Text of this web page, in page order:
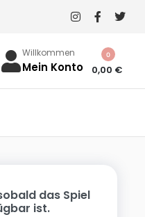
Willkommen
Mein Konto 0,00 €
0
das Spiel
ist.